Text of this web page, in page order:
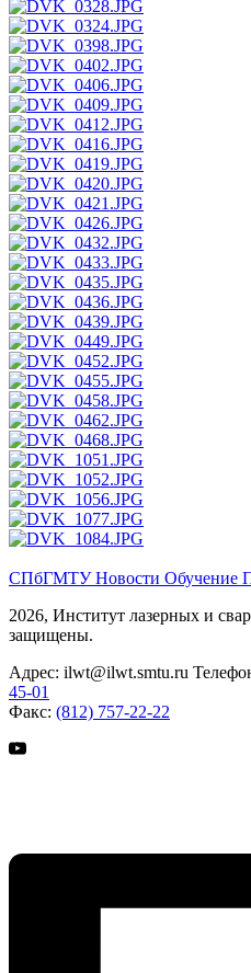
СПбГМТУНовости Обучение
2026, Институт лазерных и
защищены.
Адрес: ilwt@ilwt.smtu.ru
45-01
Факс: (812) 757-22-22